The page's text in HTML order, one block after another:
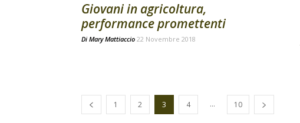
Giovani in agricoltura,
performance promettenti
Di Mary Mattiaccio 22 Novembre 2018
1 2 3 4 ... 10